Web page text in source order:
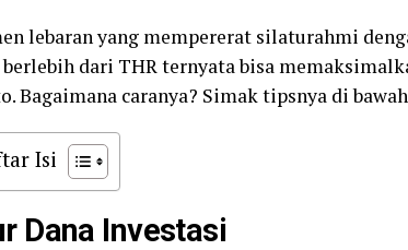
lebaran yang mempererat silaturahmi
berlebih dari THR ternyata bisa
Bagaimana caranya? Simak tipsnya di
Isi
Dana Investasi